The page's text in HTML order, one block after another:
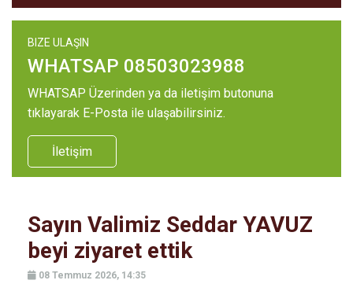
BIZE ULAŞIN
WHATSAP 08503023988
WHATSAP Üzerinden ya da iletişim butonuna
tıklayarak E-Posta ile ulaşabilirsiniz.
İletişim
Sayın Valimiz Seddar YAVUZ
beyi ziyaret ettik
08 Temmuz 2026, 14:35